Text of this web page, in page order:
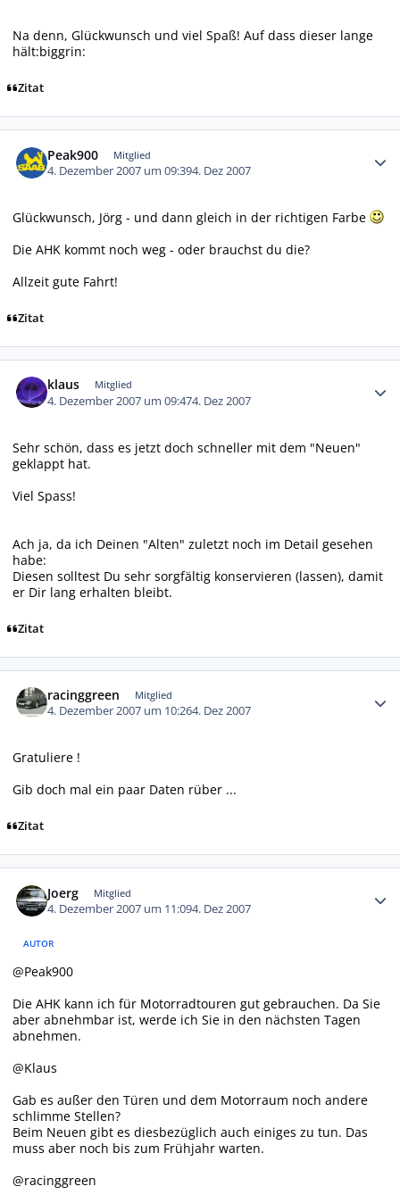
Na denn, Glückwunsch und viel Spaß! Auf dass dieser lange
hält:biggrin:
Zitat
Peak900 Mitglied
4. Dezember 2007 um 09:394. Dez 2007
Glückwunsch, Jörg - und dann gleich in der richtigen Farbe
Die AHK kommt noch weg - oder brauchst du die?
Allzeit gute Fahrt!
Zitat
klaus Mitglied
4. Dezember 2007 um 09:474. Dez 2007
Sehr schön, dass es jetzt doch schneller mit dem "Neuen"
geklappt hat.
Viel Spass!
Ach ja, da ich Deinen "Alten" zuletzt noch im Detail gesehen
habe:
Diesen solltest Du sehr sorgfältig konservieren (lassen), damit
er Dir lang erhalten bleibt.
Zitat
racinggreen Mitglied
4. Dezember 2007 um 10:264. Dez 2007
Gratuliere !
Gib doch mal ein paar Daten rüber ...
Zitat
Joerg Mitglied
4. Dezember 2007 um 11:094. Dez 2007
AUTOR
@Peak900
Die AHK kann ich für Motorradtouren gut gebrauchen. Da Sie
aber abnehmbar ist, werde ich Sie in den nächsten Tagen
abnehmen.
@Klaus
Gab es außer den Türen und dem Motorraum noch andere
schlimme Stellen?
Beim Neuen gibt es diesbezüglich auch einiges zu tun. Das
muss aber noch bis zum Frühjahr warten.
@racinggreen